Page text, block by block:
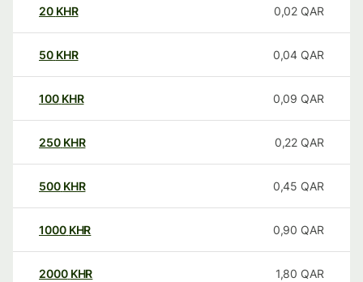
20 KHR 0,02 QAR
50 KHR 0,04 QAR
100 KHR 0,09 QAR
250 KHR 0,22 QAR
500 KHR 0,45 QAR
1000 KHR 0,90 QAR
2000 KHR 1,80 QAR